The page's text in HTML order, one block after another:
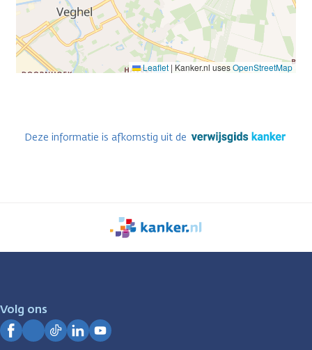
Leaflet | Kanker.nl usesOpenStreetMap
Deze informatie is afkomstig uit de
We
zijn
Volg ons